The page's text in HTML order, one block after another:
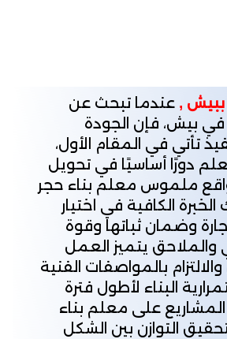
ببيش , عندما تبحث عن
بيش، فإن الجودة
تأتي في المقام الأول،
دورًا أساسيًا في تحويل
ملموس معلم بناء حجر
الكافية في اختيار
وضمان ثباتها وقوة
والملاحق يتميز العمل
بالمواصفات الفنية
البناء لأطول فترة
على معلم بناء
التوازن بين الشكل